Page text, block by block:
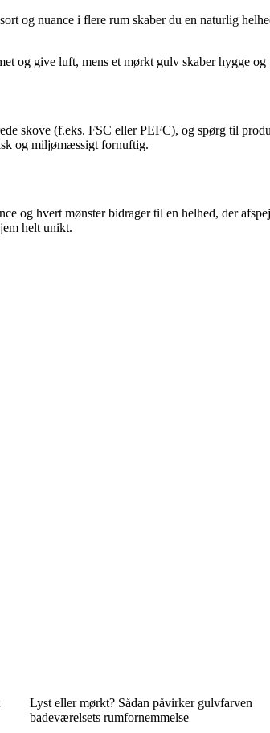
og nuance i flere rum skaber du en naturlig
og give luft, mens et mørkt gulv skaber hygge og
skove (f.eks. FSC eller PEFC), og spørg til
og miljømæssigt fornuftig.
og hvert mønster bidrager til en helhed, der
helt unikt.
Lyst eller mørkt? Sådan påvirker gulvfarven
badeværelsets rumfornemmelse